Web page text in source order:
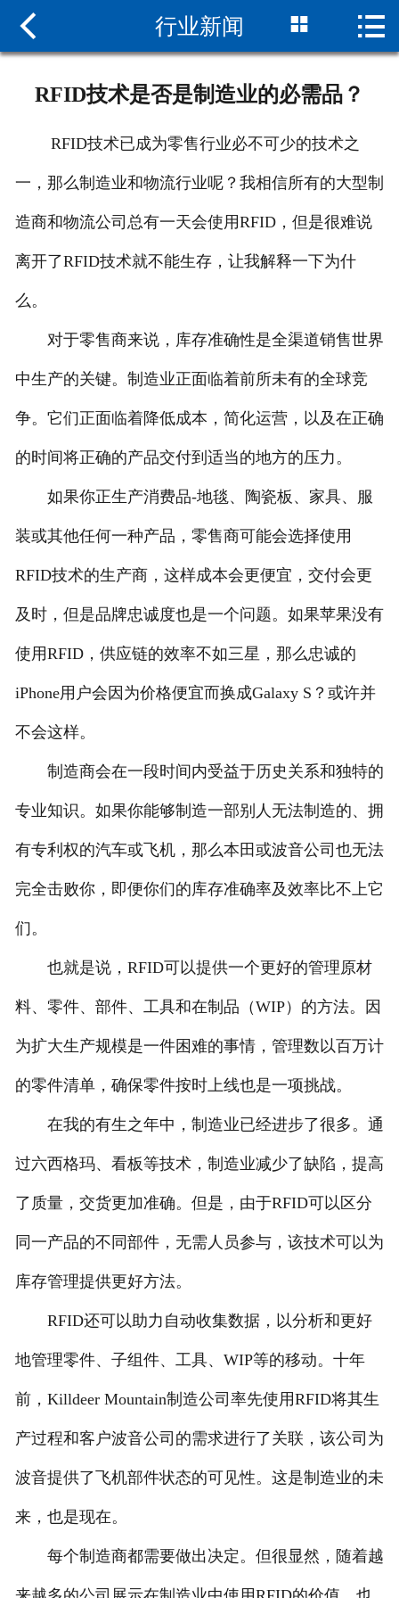
网站首页
 行业新闻  
RFID技术是否是制造业的必需品？
RFID技术已成为零售行业必不可少的技术之
一，那么制造业和物流行业呢？我相信所有的大型制
造商和物流公司总有一天会使用RFID，但是很难说
离开了RFID技术就不能生存，让我解释一下为什
么。
对于零售商来说，库存准确性是全渠道销售世界
中生产的关键。制造业正面临着前所未有的全球竞
争。它们正面临着降低成本，简化运营，以及在正确
的时间将正确的产品交付到适当的地方的压力。
如果你正生产消费品-地毯、陶瓷板、家具、服
装或其他任何一种产品，零售商可能会选择使用
RFID技术的生产商，这样成本会更便宜，交付会更
及时，但是品牌忠诚度也是一个问题。如果苹果没有
使用RFID，供应链的效率不如三星，那么忠诚的
iPhone用户会因为价格便宜而换成Galaxy S？或许并
不会这样。
制造商会在一段时间内受益于历史关系和独特的
专业知识。如果你能够制造一部别人无法制造的、拥
有专利权的汽车或飞机，那么本田或波音公司也无法
完全击败你，即便你们的库存准确率及效率比不上它
们。
也就是说，RFID可以提供一个更好的管理原材
料、零件、部件、工具和在制品（WIP）的方法。因
为扩大生产规模是一件困难的事情，管理数以百万计
的零件清单，确保零件按时上线也是一项挑战。
在我的有生之年中，制造业已经进步了很多。通
过六西格玛、看板等技术，制造业减少了缺陷，提高
了质量，交货更加准确。但是，由于RFID可以区分
同一产品的不同部件，无需人员参与，该技术可以为
库存管理提供更好方法。
RFID还可以助力自动收集数据，以分析和更好
地管理零件、子组件、工具、WIP等的移动。十年
前，Killdeer Mountain制造公司率先使用RFID将其生
产过程和客户波音公司的需求进行了关联，该公司为
波音提供了飞机部件状态的可见性。这是制造业的未
来，也是现在。
每个制造商都需要做出决定。但很显然，随着越